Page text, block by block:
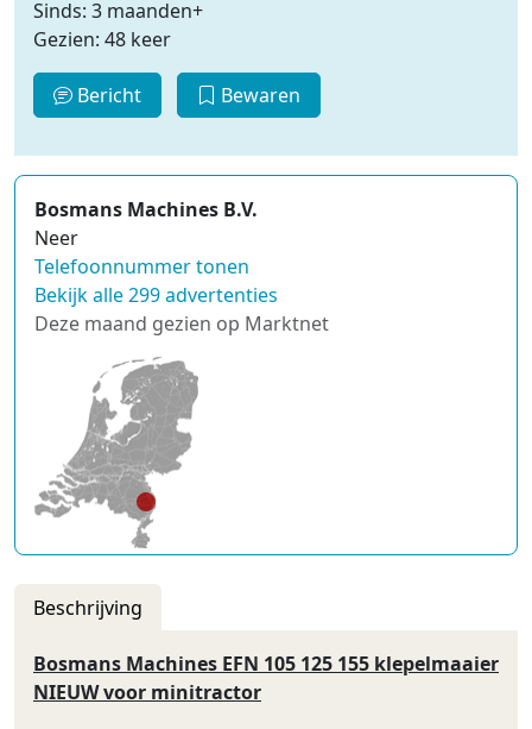
Sinds: 3 maanden+
Gezien: 48 keer
Bericht Bewaren
Bosmans Machines B.V.
Neer
Telefoonnummer tonen
Bekijk alle 299 advertenties
Deze maand gezien op Marktnet
Beschrijving
Bosmans Machines EFN 105 125 155 klepelmaaier
NIEUW voor minitractor